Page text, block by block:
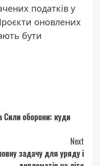
податків у
оновлених
бути
Сили оборони: куди
Next
задачу для уряду і